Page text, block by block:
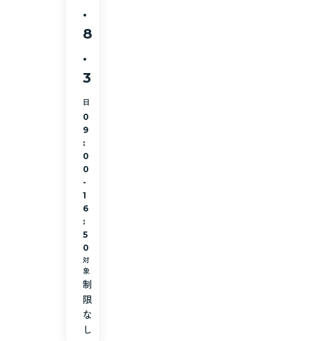
.
8
.
3
日
0
9
:
0
0
-
1
6
:
5
0
対
象
制
限
な
し